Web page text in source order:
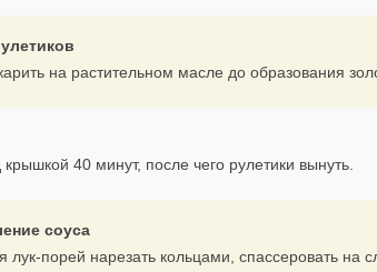
на растительном масле до образования
40 минут, после чего рулетики вынуть.
соуса
лук-порей нарезать кольцами, спассеровать